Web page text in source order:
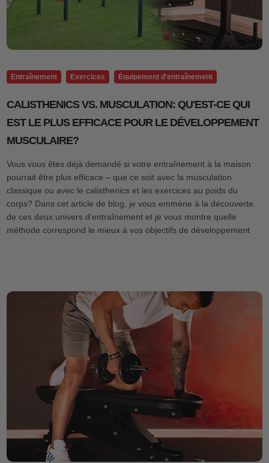
Entraînement Exercices Équipement d'entraînement
CALISTHENICS VS. MUSCULATION: QU'EST-CE QUI
EST LE PLUS EFFICACE POUR LE DÉVELOPPEMENT
MUSCULAIRE?
Vous vous êtes déjà demandé si votre entraînement à la maison
pourrait être plus efficace – que ce soit avec la musculation
classique ou avec le calisthenics et les exercices au poids du
corps? Dans cet article de blog, je vous emmène à la découverte
de ces deux univers d’entraînement et je vous montre quelle
méthode correspond le mieux à vos objectifs de développement